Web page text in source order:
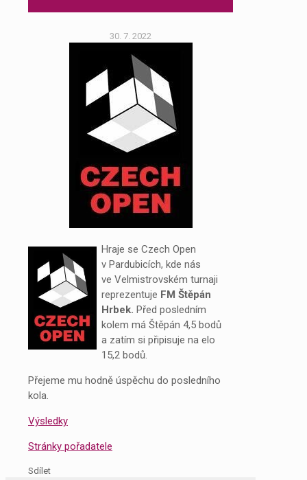
30. 7. 2022
Hraje se Czech Open
v Pardubicích, kde nás
ve Velmistrovském turnaji
reprezentuje FM Štěpán
Hrbek. Před posledním
kolem má Štěpán 4,5 bodů
a zatím si připisuje na elo
15,2 bodů.
Přejeme mu hodně úspěchu do posledního
kola.
Výsledky
Stránky pořadatele
Sdílet